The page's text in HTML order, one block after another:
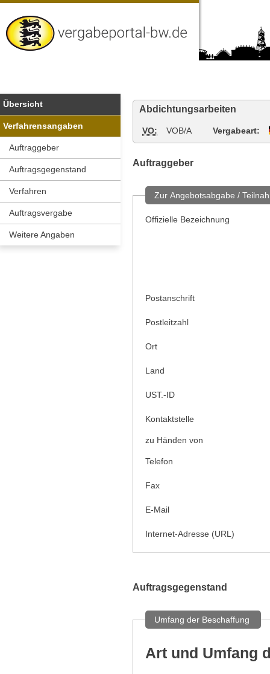
Vergabeportal
Baden-
Wuerttemberg
Übersicht
Verfahrensangaben
Auftraggeber
Auftragsgegenstand
Verfahren
Auftragsvergabe
Weitere Angaben
Abdichtungsarbeiten
VO: VOB/A Vergabeart:
Auftraggeber
Zur Angebotsabgabe /
Offizielle Bezeichnung
Postanschrift
Postleitzahl
Ort
Land
UST.-ID
Kontaktstelle
zu Händen von
Telefon
Fax
E-Mail
Internet-Adresse (URL)
Auftragsgegenstand
Umfang der Beschaffung
Art und Umfang